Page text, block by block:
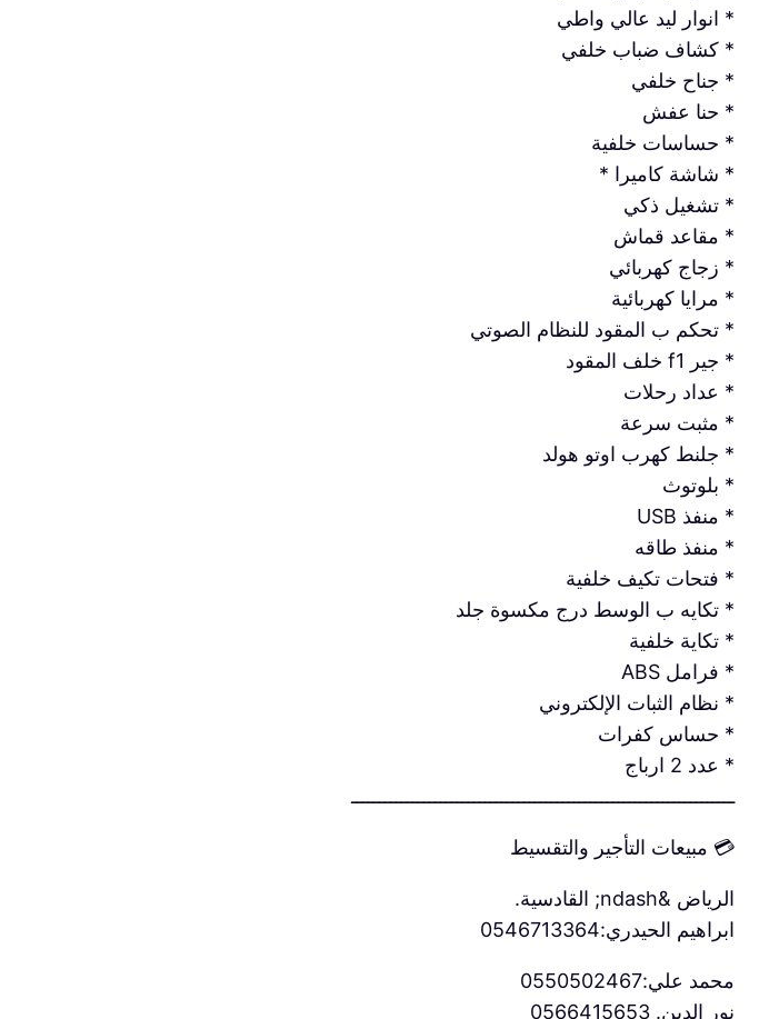
* انوار ليد عالي واطي
* كشاف ضباب خلفي
* جناح خلفي
* حنا عفش
* حساسات خلفية
* شاشة كاميرا *
* تشغيل ذكي
* مقاعد قماش
* زجاج كهربائي
* مرايا كهربائية
* تحكم ب المقود للنظام الصوتي
* جير f1 خلف المقود
* عداد رحلات
* مثبت سرعة
* جلنط كهرب اوتو هولد
* بلوتوث
* منفذ USB
* منفذ طاقه
* فتحات تكيف خلفية
* تكايه ب الوسط درج مكسوة جلد
* تكاية خلفية
* فرامل ABS
* نظام الثبات الإلكتروني
* حساس كفرات
* عدد 2 ارباج
ـــــــــــــــــــــــــــــــــــــــــــــــــــــــــــــــــــــ
💳 مبيعات التأجير والتقسيط
الرياض &ndash; القادسية.
ابراهيم الحيدري:0546713364
محمد علي:0550502467
نور الدين. 0566415653